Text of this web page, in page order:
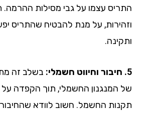
עצמו על גבי מסילות ההרמה.
על מנת להבטיח שהתריס יפעל
בשלב זה מתבצע
המנגנון החשמלי, תוך הקפדה על
החשמל. חשוב לוודא שהחיבור